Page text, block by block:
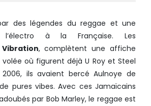
des légendes du reggae et une
à la Française. Les
, complètent une affiche
où figurent déjà U Roy et Steel
2006, ils avaient bercé Aulnoye de
pures vibes. Avec ces Jamaïcains
par Bob Marley, le reggae est